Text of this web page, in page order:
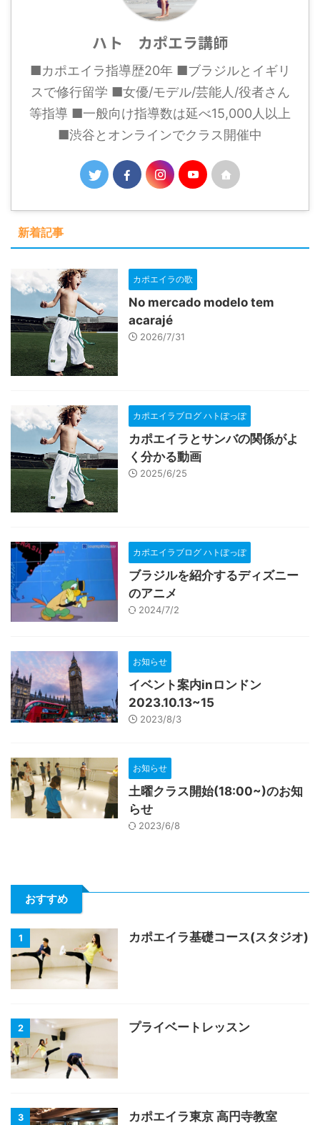
ハト カポエラ講師
■カポエイラ指導歴20年 ■ブラジルとイギリ
スで修行留学 ■女優/モデル/芸能人/役者さん
等指導 ■一般向け指導数は延べ15,000人以上
■渋谷とオンラインでクラス開催中
新着記事
カポエイラの歌
No mercado modelo tem
acarajé
2026/7/31
カポエイラブログ ハトぽっぽ
カポエイラとサンバの関係がよ
く分かる動画
2025/6/25
カポエイラブログ ハトぽっぽ
ブラジルを紹介するディズニー
のアニメ
2024/7/2
お知らせ
イベント案内inロンドン
2023.10.13~15
2023/8/3
お知らせ
土曜クラス開始(18:00~)のお知
らせ
2023/6/8
おすすめ
1 カポエイラ基礎コース(スタジオ)
2 プライベートレッスン
3 カポエイラ東京 高円寺教室